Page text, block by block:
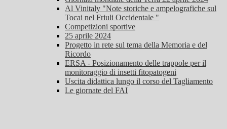
Al Vinitaly "Note storiche e ampelografiche sul
Tocai nel Friuli Occidentale "
Competizioni sportive
25 aprile 2024
Progetto in rete sul tema della Memoria e del
Ricordo
ERSA - Posizionamento delle trappole per il
monitoraggio di insetti fitopatogeni
Uscita didattica lungo il corso del Tagliamento
Le giornate del FAI